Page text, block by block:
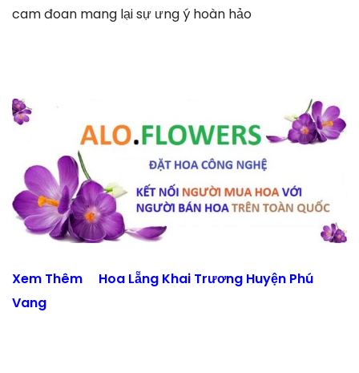
cam đoan mang lại sự ưng ý hoàn hảo
Xem Thêm Hoa Lẵng Khai Trương Huyện Phú
Vang